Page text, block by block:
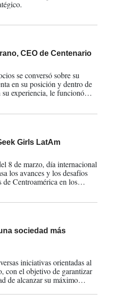
CEO de Centenario
se conversó sobre su
en su posición y dentro de
experiencia, le funcionó
Girls LatAm
8 de marzo, día internacional
los avances y los desafíos
de Centroamérica en los
sociedad más
iniciativas orientadas al
con el objetivo de garantizar
de alcanzar su máximo